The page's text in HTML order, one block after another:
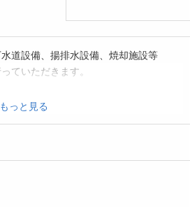
道設備、揚排水設備、焼却施設等
ていただきます。
、原価見積
ますので、ご経験分野での活躍の
だけます。
もっと見る